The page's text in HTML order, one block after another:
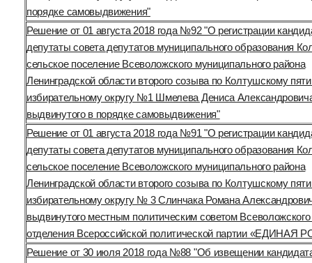
порядке самовыдвижения"
Решение от 01 августа 2018 года №92 "О регистрации
депутаты совета депутатов муниципального образования
сельское поселение Всеволожского муниципального района
Ленинградской области второго созыва по Колтушскому
избирательному округу №1 Шмелева Дениса
выдвинутого в порядке самовыдвижения"
Решение от 01 августа 2018 года №91 "О регистрации
депутаты совета депутатов муниципального образования
сельское поселение Всеволожского муниципального района
Ленинградской области второго созыва по Колтушскому
избирательному округу № 3 Слинчака Романа
выдвинутого местным политическим советом Всеволожского
отделения Всероссийской политической партии «ЕДИНАЯ
Решение от 30 июля 2018 года №88 "Об извещении